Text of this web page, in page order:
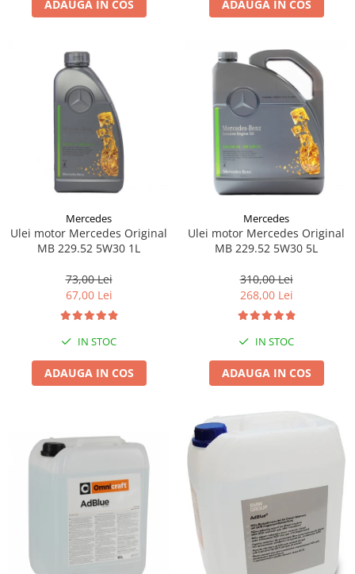
Lichid de frana
Filtre moto
Filtru combustibil
Buson golire ulei
Filtru ulei moto
Filtru aer moto
Intretinere si curatare filtre moto
Intretinere moto
Curatare moto
Covor moto
Genti bagaje moto
Suporti si placi prindere
ADAUGA IN COS ADAUGA IN COS
Mercedes
Ulei motor Mercedes Original
MB 229.52 5W30 1L
73,00 Lei
67,00 Lei
IN STOC
ADAUGA IN COS
Mercedes
Ulei motor Mercedes Original
MB 229.52 5W30 5L
310,00 Lei
268,00 Lei
IN STOC
ADAUGA IN COS